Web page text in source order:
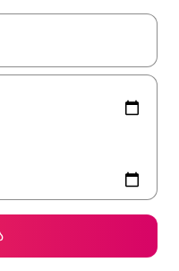
ნავიგაციისთვის